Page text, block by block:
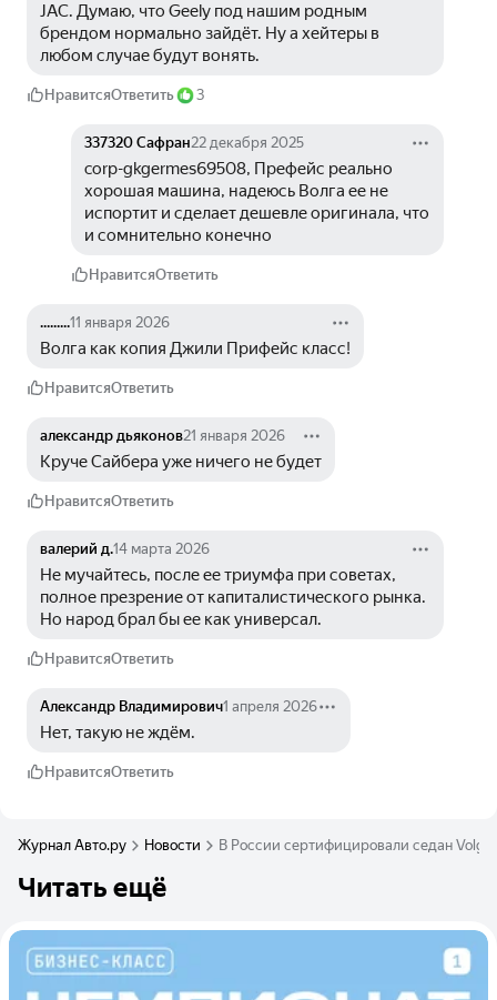
JAC. Думаю, что Geely под нашим родным
брендом нормально зайдёт. Ну а хейтеры в
любом случае будут вонять.
НравитсяОтветить 3
337320 Сафран22 декабря 2025
corp-gkgermes69508, Префейс реально
хорошая машина, надеюсь Волга ее не
испортит и сделает дешевле оригинала, что
и сомнительно конечно
НравитсяОтветить
.........11 января 2026
Волга как копия Джили Прифейс класс!
НравитсяОтветить
александр дьяконов21 января 2026
Круче Сайбера уже ничего не будет
НравитсяОтветить
валерий д.14 марта 2026
Не мучайтесь, после ее триумфа при советах,
полное презрение от капиталистического рынка.
Но народ брал бы ее как универсал.
НравитсяОтветить
Александр Владимирович1 апреля 2026
Нет, такую не ждём.
НравитсяОтветить
Журнал Авто.ру Новости В России сертифицировали седан Volga
Читать ещё